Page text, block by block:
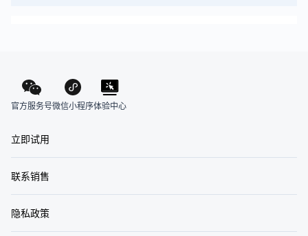
官方服务号微信小程序体验中心
立即试用
联系销售
隐私政策